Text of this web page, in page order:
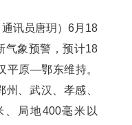
讯员唐玥）6月18
气象预警，预计18
平原—鄂东维持。
、武汉、孝感、
、局地400毫米以